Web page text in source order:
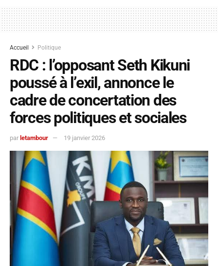
Accueil Politique
RDC : l’opposant Seth Kikuni
poussé à l’exil, annonce le
cadre de concertation des
forces politiques et sociales
par letambour 19 janvier 2026